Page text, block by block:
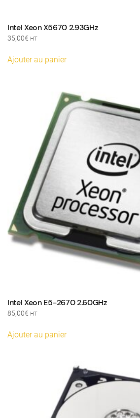
Intel Xeon X5670 2.93GHz
35,00€ HT
Ajouter au panier
Intel Xeon E5-2670 2.60GHz
85,00€ HT
Ajouter au panier